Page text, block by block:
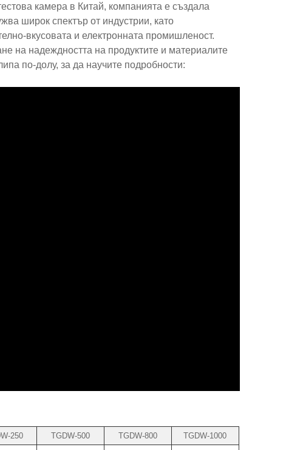
камера в Китай, компанията е създала
широк спектър от индустрии, като
вкусовата и електронната промишленост.
на надеждността на продуктите и материалите
по-долу, за да научите подробности:
250 TGDW-500 TGDW-800
TGDW-1000